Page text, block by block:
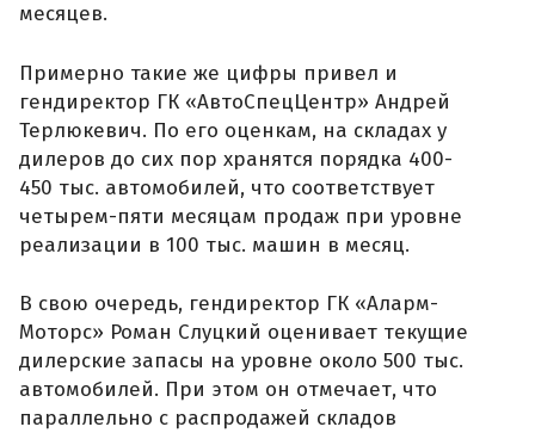
месяцев.
Примерно такие же цифры привел и
гендиректор ГК «АвтоСпецЦентр» Андрей
Терлюкевич. По его оценкам, на складах у
дилеров до сих пор хранятся порядка 400-
450 тыс. автомобилей, что соответствует
четырем-пяти месяцам продаж при уровне
реализации в 100 тыс. машин в месяц.
В свою очередь, гендиректор ГК «Аларм-
Моторс» Роман Слуцкий оценивает текущие
дилерские запасы на уровне около 500 тыс.
автомобилей. При этом он отмечает, что
параллельно с распродажей складов